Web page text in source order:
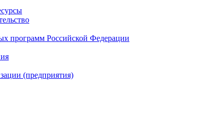
программ Российской Федерации
(предприятия)